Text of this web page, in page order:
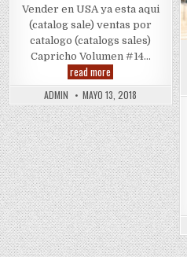
Vender en USA ya esta aqui
(catalog sale) ventas por
catalogo (catalogs sales)
Capricho Volumen #14…
read more
2018
|
Ropa
y
Zapatos
de
Moda
en
USA
ADMIN MAYO 13, 2018